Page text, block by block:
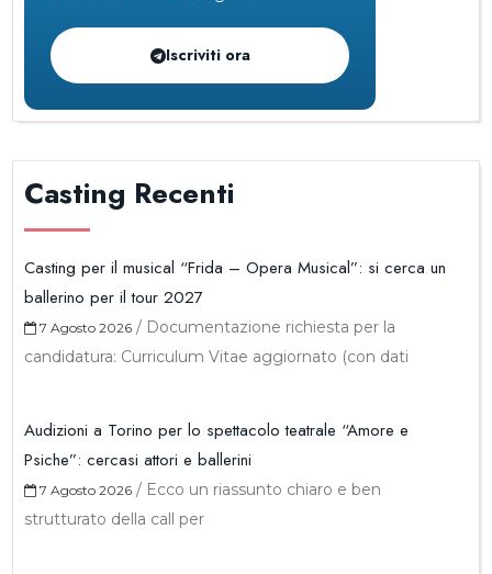
Iscriviti ora
Casting Recenti
Casting per il musical “Frida – Opera Musical”: si cerca un
ballerino per il tour 2027
7 Agosto 2026 / Documentazione richiesta per la
candidatura: Curriculum Vitae aggiornato (con dati
Audizioni a Torino per lo spettacolo teatrale “Amore e
Psiche”: cercasi attori e ballerini
7 Agosto 2026 / Ecco un riassunto chiaro e ben
strutturato della call per